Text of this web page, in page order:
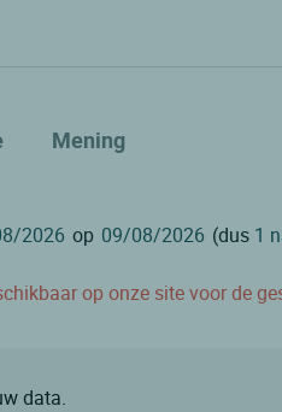
Mening
op (dus 1
op onze site voor de
data.